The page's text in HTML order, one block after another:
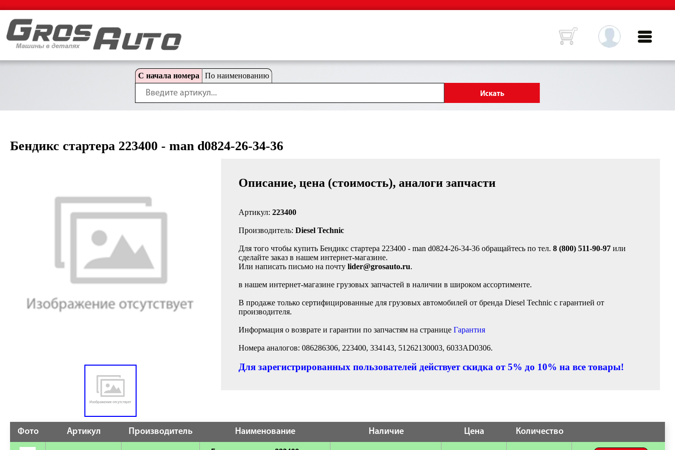
С начала номера По наименованию
Бендикс стартера 223400 - man d0824-26-34-36
Описание, цена (стоимость), аналоги запчасти
Артикул: 223400
Производитель: Diesel Technic
Для того чтобы купить Бендикс стартера 223400 - man d0824-26-34-36 обращайтесь по тел. 8 (800) 511-90-97 или
сделайте заказ в нашем интернет-магазине.
Или написать письмо на почту lider@grosauto.ru.
в нашем интернет-магазине грузовых запчастей в наличии в широком ассортименте.
В продаже только сертифицированные для грузовых автомобилей от бренда Diesel Technic с гарантией от
производителя.
Информация о возврате и гарантии по запчастям на странице Гарантия
Номера аналогов: 086286306, 223400, 334143, 51262130003, 6033AD0306.
Для зарегистрированных пользователей действует скидка от 5% до 10% на все товары!
Фото Артикул Производитель Наименование Наличие Цена Количество